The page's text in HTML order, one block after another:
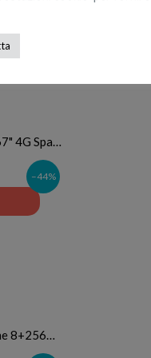
4G Spa…
–44%
8+256…